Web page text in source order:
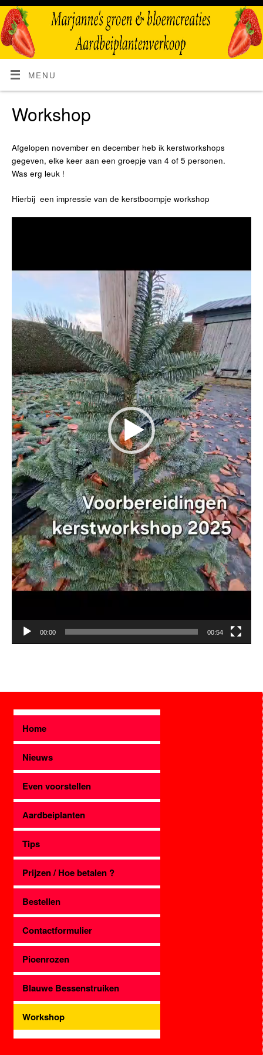
MENU
Workshop
Afgelopen november en december heb ik kerstworkshops
gegeven, elke keer aan een groepje van 4 of 5 personen.
Was erg leuk !
Hierbij een impressie van de kerstboompje workshop
00:00 00:54
Home
Nieuws
Even voorstellen
Aardbeiplanten
Tips
Prijzen / Hoe betalen ?
Bestellen
Contactformulier
Pioenrozen
Blauwe Bessenstruiken
Workshop